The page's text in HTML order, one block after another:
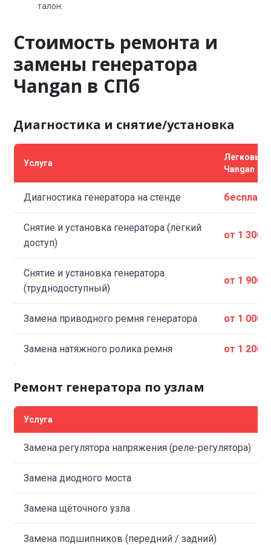
талон.
Стоимость ремонта и
замены генератора
Чangan в СПб
Диагностика и снятие/установка
Услуга
Легковые
Чangan
Диагностика генератора на стенде
Снятие и установка генератора (лёгкий
доступ)
от 1 300 ₽
Снятие и установка генератора
(труднодоступный)
от 1 900 ₽
Замена приводного ремня генератора от 1 000 ₽
Замена натяжного ролика ремня от 1 200 ₽
Ремонт генератора по узлам
Услуга
Замена регулятора напряжения (реле-регулятора)
Замена диодного моста
Замена щёточного узла
Замена подшипников (передний / задний)